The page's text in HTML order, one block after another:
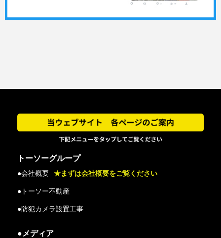
トーソーグループ
●会社概要 ★まずは会社概要をご覧ください
●トーソー不動産
●防犯カメラ設置工事
●メディア